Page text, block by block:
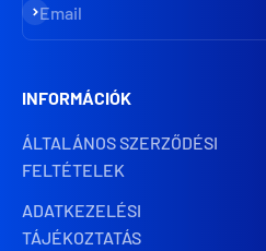
Email
Iratkozz fel
INFORMÁCIÓK
ÁLTALÁNOS SZERZŐDÉSI
FELTÉTELEK
ADATKEZELÉSI
TÁJÉKOZTATÁS